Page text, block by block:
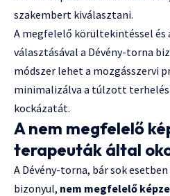
szakembert kiválasztani.
A megfelelő körültekintéssel
választásával a Dévény-torna
módszer lehet a mozgásszervi
minimalizálva a túlzott terhelés
kockázatát.
A nem megfelelő
terapeuták által
A Dévény-torna, bár sok
bizonyul, nem megfelelő